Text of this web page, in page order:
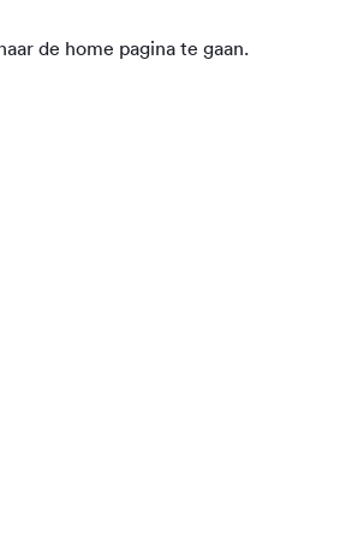
de home pagina te gaan.